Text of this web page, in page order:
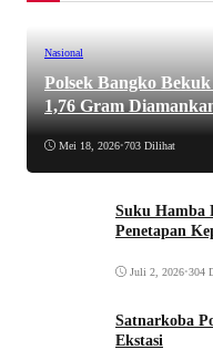
Nasional
Polsek Bangko
1,76 Gram
Mei 18, 2026•703 Dilihat
Suku Hamba
Penetapan
Juli 2, 2026•304
Satnarkoba
Ekstasi